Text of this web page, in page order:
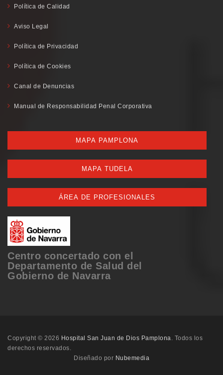
Política de Calidad
Aviso Legal
Política de Privacidad
Política de Cookies
Canal de Denuncias
Manual de Responsabilidad Penal Corporativa
MAPA PAMPLONA
MAPA TUDELA
ÁREA DE PROFESIONALES
Centro concertado con el
Departamento de Salud del
Gobierno de Navarra
Copyright © 2026 Hospital San Juan de Dios Pamplona
. Todos los
derechos reservados.
Diseñado por Nubemedia